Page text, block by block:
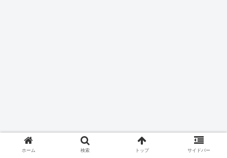
ホーム 検索 トップ サイドバー